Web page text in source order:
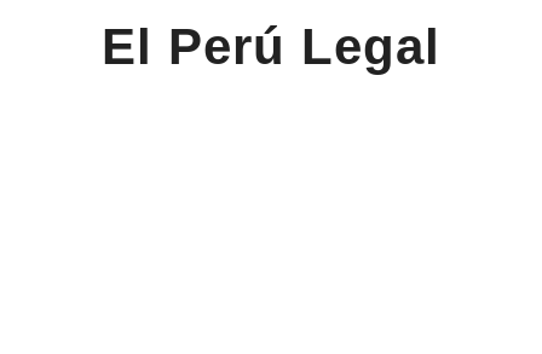
El Perú Legal